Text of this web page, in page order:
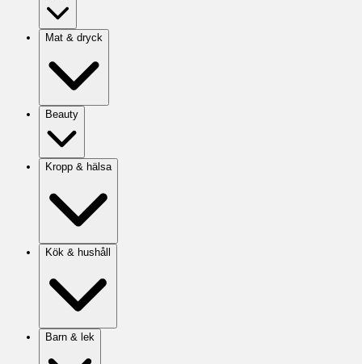
Mat & dryck
Beauty
Kropp & hälsa
Kök & hushåll
Barn & lek